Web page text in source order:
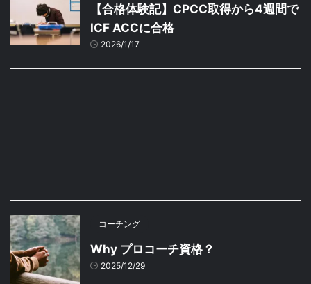
【合格体験記】CPCC取得から4週間で
ICF ACCに合格
2026/1/17
コーチング
Why プロコーチ資格？
2025/12/29